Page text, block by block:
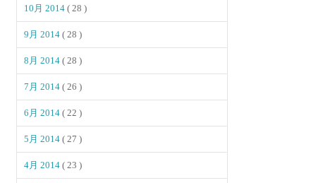
10月 2014( 28 )
9月 2014( 28 )
8月 2014( 28 )
7月 2014( 26 )
6月 2014( 22 )
5月 2014( 27 )
4月 2014( 23 )